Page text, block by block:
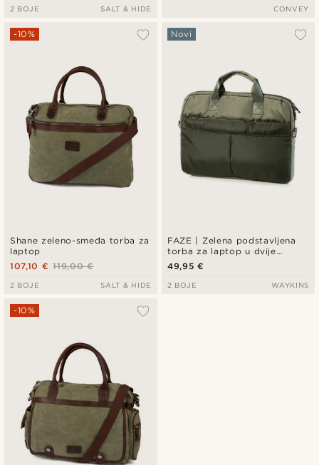
2 BOJE SALT & HIDE CONVEY
Shane zeleno-smeđa torba za
laptop
-10%
119,00 €
107,10 €
2 BOJE SALT & HIDE
FAZE | Zelena podstavljena
torba za laptop u dvije
nijanse
Novi
49,95 €
2 BOJE WAYKINS
-10%